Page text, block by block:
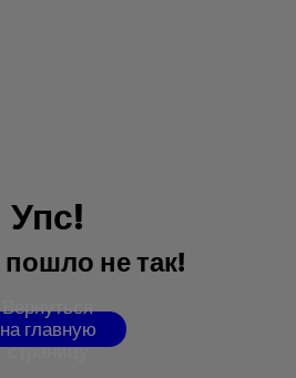
Упс!
пошло нетак!
Вернуться
на главную
страницу